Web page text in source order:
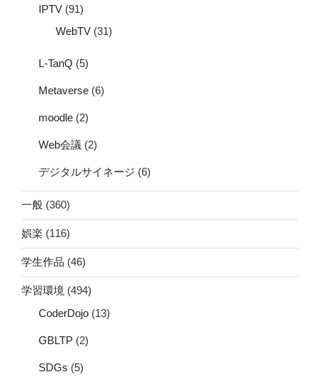
IPTV (91)
WebTV (31)
L-TanQ (5)
Metaverse (6)
moodle (2)
Web会議 (2)
デジタルサイネージ (6)
一般 (360)
娯楽 (116)
学生作品 (46)
学習環境 (494)
CoderDojo (13)
GBLTP (2)
SDGs (5)